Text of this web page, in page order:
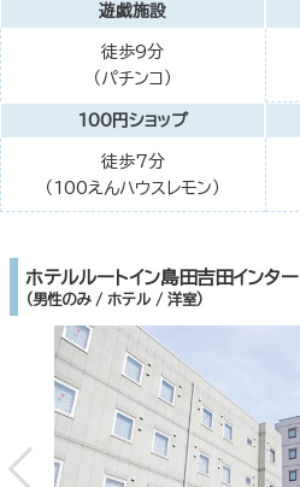
遊戯施設
徒歩9分
（パチンコ）
100円ショップ
徒歩7分
（100えんハウスレモン）
ホテルルートイン島田吉田インター
（男性のみ / ホテル / 洋室）